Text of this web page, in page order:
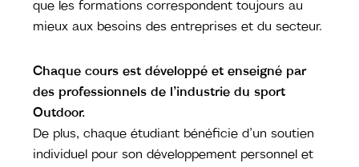
que les formations correspondent toujours au
mieux aux besoins des entreprises et du secteur.
Chaque cours est développé et enseigné par
des professionnels de l’industrie du sport
Outdoor.
De plus, chaque étudiant bénéficie d’un soutien
individuel pour son développement personnel et